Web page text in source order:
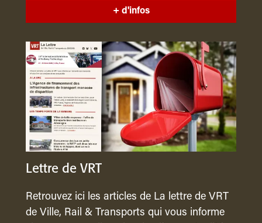
+ d'infos
Lettre de VRT
Retrouvez ici les articles de La lettre de VRT
de Ville, Rail & Transports qui vous informe